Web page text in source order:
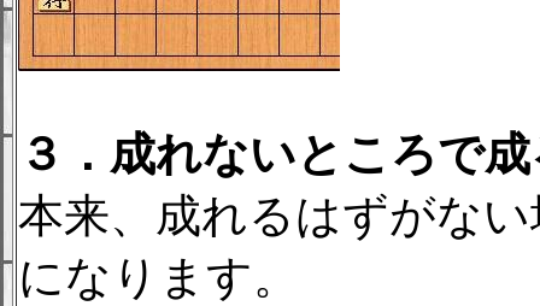
３．成れないところで
本来、成れるはずがな
になります。